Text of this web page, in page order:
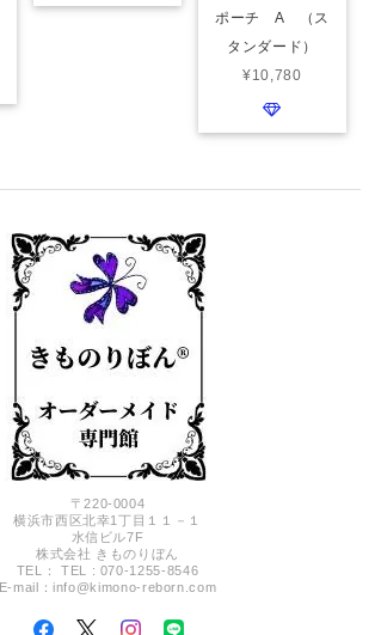
ポーチ A （ス
タンダード）
¥10,780
〒220-0004
横浜市西区北幸1丁目１１－１
水信ビル7F
株式会社 きものりぼん
TEL： TEL : 070-1255-8546
E-mail：info@kimono-reborn.com